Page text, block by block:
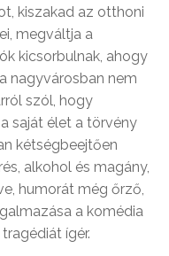
kiszakad az otthoni
megváltja a
kicsorbulnak, ahogy
nagyvárosban nem
szól, hogy
saját élet a törvény
kétségbeejtően
alkohol és magány,
humorát még őrző,
a komédia
ígér.